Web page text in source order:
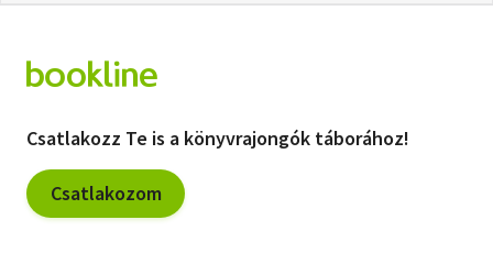
Csatlakozz Te is a könyvrajongók táborához!
Csatlakozom